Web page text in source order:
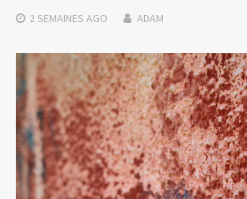
2 SEMAINES AGO ADAM